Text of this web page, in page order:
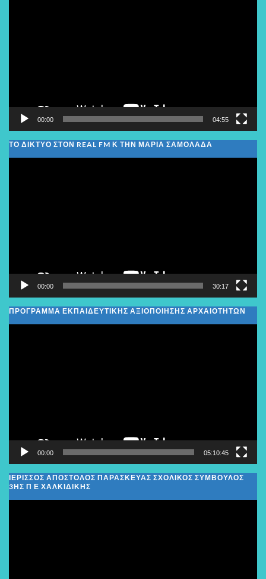
00:00 04:55
ΤΟ ΔΙΚΤΥΟ ΣΤΟΝ REAL FM Κ ΤΗΝ ΜΑΡΙΑ ΣΑΜΟΛΑΔΑ
00:00 30:17
ΠΡΟΓΡΑΜΜΑ ΕΚΠΑΙΔΕΥΤΙΚΗΣ ΑΞΙΟΠΟΙΗΣΗΣ ΑΡΧΑΙΟΤΗΤΩΝ
00:00 05:10:45
ΙΕΡΙΣΣΟΣ ΑΠΟΣΤΟΛΟΣ ΠΑΡΑΣΚΕΥΑΣ ΣΧΟΛΙΚΌΣ ΣΎΜΒΟΥΛΟΣ
3ΗΣ Π Ε ΧΑΛΚΙΔΙΚΉΣ